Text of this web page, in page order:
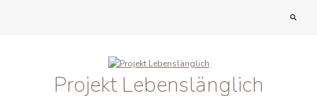
Projekt Lebenslänglich